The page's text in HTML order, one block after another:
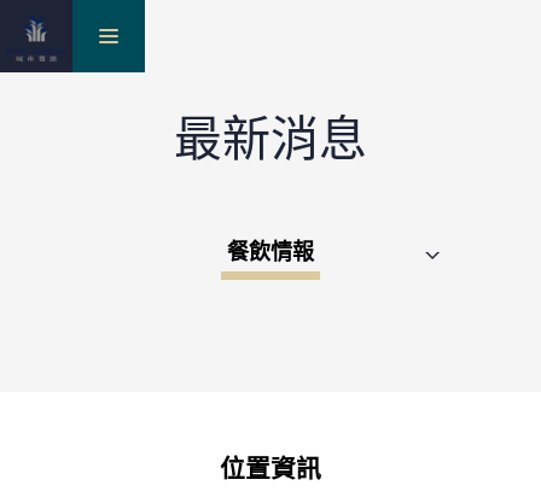
toggle
navigation最新消息
餐飲情報
位置資訊